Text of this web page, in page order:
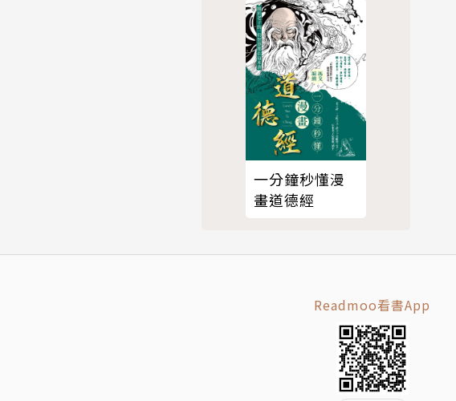
一分鐘秒懂漫
畫道德經
Readmoo看書App